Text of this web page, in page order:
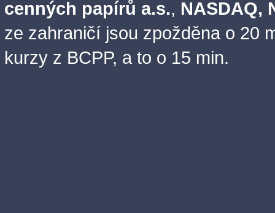
cenných papírů a.s., NASDAQ,
ze zahraničí jsou zpožděna o 20
kurzy z BCPP, a to o 15 min.